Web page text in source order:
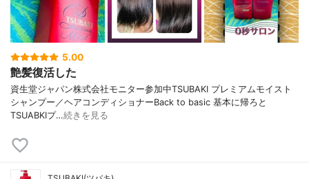
5.00
艶髪復活した
資生堂ジャパン株式会社モニター参加中TSUBAKI プレミアムモイスト
シャンプー／ヘアコンディショナーBack to basic 基本に帰ろと
TSUABKIプ…続きを見る